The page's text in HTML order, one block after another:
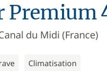
Premium
du Midi (France)
Climatisation